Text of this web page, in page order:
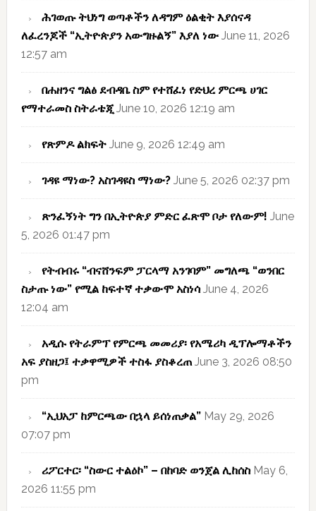
ሕገወጡ ትህነግ ወጣቶችን ለዳግም ዕልቂት እያሰናዳ
ለፈረንጆች “ኢትዮጵያን አውግዙልኝ” እያለ ነው June 11, 2026
12:57 am
በሐዘንና ግልፅ ደብዳቤ ስም የተሸፈነ የድህረ ምርጫ ሀገር
የማተራመስ ስትራቴጂ June 10, 2026 12:19 am
የጽምዶ ልክፍት June 9, 2026 12:49 am
ገዳዩ ማነው? አስገዳዩስ ማነው? June 5, 2026 02:37 pm
ጽንፈኝነት ግን በኢትዮጵያ ምድር ፈጽሞ ቦታ የለውም! June
5, 2026 01:47 pm
የትብብሩ “ብናሸንፍም ፓርላማ አንገባም” መግለጫ “ወንበር
ስታጡ ነው” የሚል ከፍተኛ ተቃውሞ አስነሳ June 4, 2026
12:04 am
አዲሱ የትራምፕ የምርጫ መመሪያ፡ የአሜሪካ ዲፕሎማቶችን
አፍ ያስዘጋ፤ ተቃዋሚዎች ተስፋ ያስቆረጠ June 3, 2026 08:50
pm
“ኢህአፓ ከምርጫው በኋላ ይሰነጠቃል” May 29, 2026
07:07 pm
ሪፖርተር፡ “ስውር ተልዕኮ” – በከባድ ወንጀል ሊከሰስ May 6,
2026 11:55 pm